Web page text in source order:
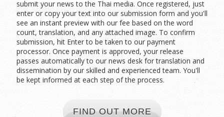
submit your news to the Thai media. Once registered, just
enter or copy your text into our submission form and you'll
see an instant preview with our fee based on the word
count, translation, and any attached image. To confirm
submission, hit Enter to be taken to our payment
processor. Once payment is approved, your release
passes automatically to our news desk for translation and
dissemination by our skilled and experienced team. You'll
be kept informed at each step of the process.
FIND OUT MORE